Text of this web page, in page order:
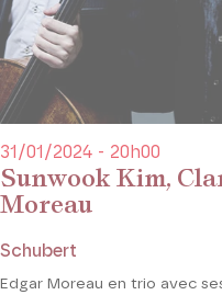
Sunwook Kim,
Moreau
31/01/2024 - 20h00
Schubert
Edgar Moreau en trio avec